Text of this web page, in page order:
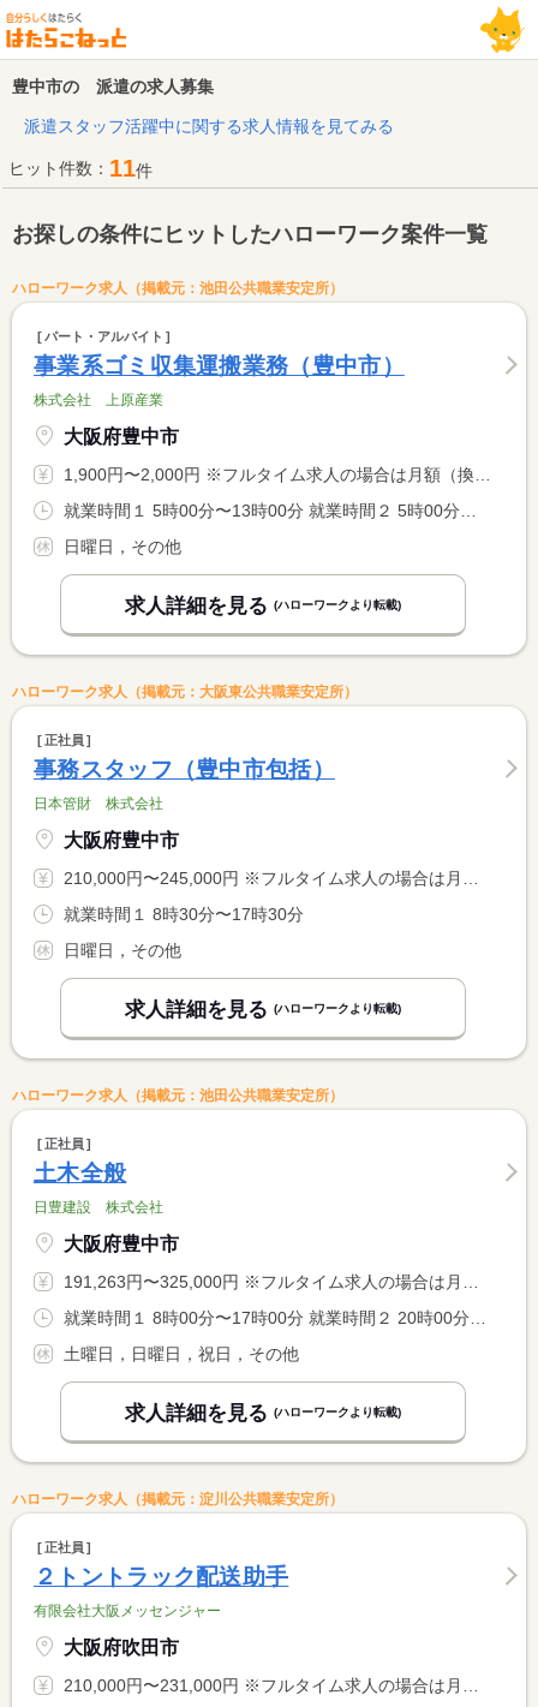
豊中市の 派遣の求人募集
派遣スタッフ活躍中に関する求人情報を見てみる
ヒット件数： 11件
お探しの条件にヒットしたハローワーク案件一覧
ハローワーク求人（掲載元：池田公共職業安定所）
パート・アルバイト
事業系ゴミ収集運搬業務（豊中市）
株式会社 上原産業
大阪府豊中市
1,900円〜2,000円 ※フルタイム求人の場合は月額（換算額）、パート求人の場合は時間額を表示しています。
日曜日，その他
求人詳細を見る (ハローワークより転載)
ハローワーク求人（掲載元：大阪東公共職業安定所）
正社員
事務スタッフ（豊中市包括）
日本管財 株式会社
大阪府豊中市
210,000円〜245,000円 ※フルタイム求人の場合は月額（換算額）、パート求人の場合は時間額を表示しています。
就業時間１ 8時30分〜17時30分
日曜日，その他
求人詳細を見る (ハローワークより転載)
ハローワーク求人（掲載元：池田公共職業安定所）
正社員
土木全般
日豊建設 株式会社
大阪府豊中市
191,263円〜325,000円 ※フルタイム求人の場合は月額（換算額）、パート求人の場合は時間額を表示しています。
土曜日，日曜日，祝日，その他
求人詳細を見る (ハローワークより転載)
ハローワーク求人（掲載元：淀川公共職業安定所）
正社員
２トントラック配送助手
有限会社大阪メッセンジャー
大阪府吹田市
210,000円〜231,000円 ※フルタイム求人の場合は月額（換算額）、パート求人の場合は時間額を表示しています。